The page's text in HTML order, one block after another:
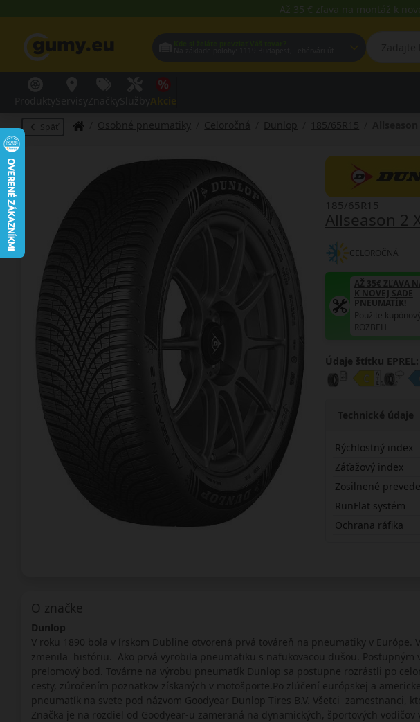
Až 35 € zľava na montáž k
Na základe polohy:
Späť Osobné pneumatiky Celoročná Dunlop 185/65R15
Allseason 2
185/65R15
CELOROČNÁ
AŽ 35€ ZĽAVA
K NOVEJ SADE
PNEUMATÍK!
Použite
ROZBEH
Údaje štítku EPREL:
Technické údaje
Rýchlostný index
Záťažový index
Zosilnené
RunFlat systém
Ochrana ráfika
O značke
Dunlop
V roku 1890 bola v írskom Dubline otvorená prvá továreň na pneumatiky v
zmenila históriu. Ako prvá vyrobila pneumatiku s nafukovacou dušou. Postupným
prelomový bod. Továrne na výrobu pneumatík Dunlop sa postupne rozrástli po
cesty, zúročením poznatkov získaných v motošporte.Po zlúčení európskej a
pneumatík na svete pod názvom Goodyear Dunlop Tires B.V. Všetci
Značka je na rozdiel od Goodyear-u zameraná na dynamických, športových vodičov